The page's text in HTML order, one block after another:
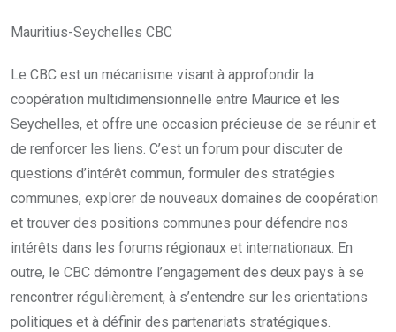
Mauritius-Seychelles CBC
Le CBC est un mécanisme visant à approfondir la
coopération multidimensionnelle entre Maurice et les
Seychelles, et offre une occasion précieuse de se réunir et
de renforcer les liens. C’est un forum pour discuter de
questions d’intérêt commun, formuler des stratégies
communes, explorer de nouveaux domaines de coopération
et trouver des positions communes pour défendre nos
intérêts dans les forums régionaux et internationaux. En
outre, le CBC démontre l’engagement des deux pays à se
rencontrer régulièrement, à s’entendre sur les orientations
politiques et à définir des partenariats stratégiques.